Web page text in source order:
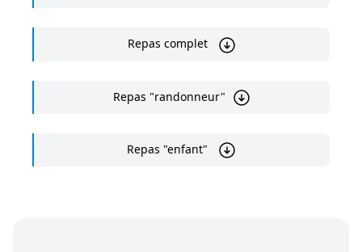
Repas complet
Repas "randonneur"
Repas "enfant"